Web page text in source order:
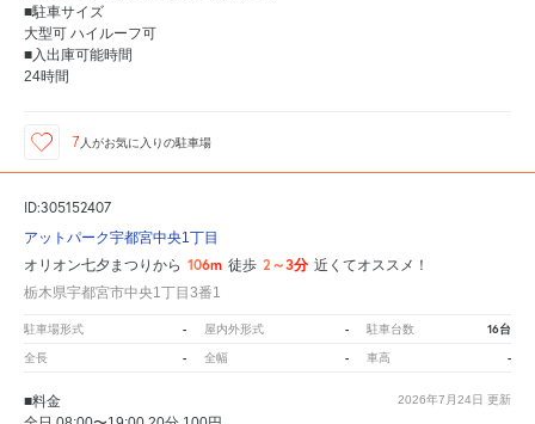
■駐車サイズ
大型可 ハイルーフ可
■入出庫可能時間
24時間
7 人がお気に入りの駐車場
ID:305152407
アットパーク宇都宮中央1丁目
オリオン七夕まつりから 106m 徒歩 2～3分 近くてオススメ！
栃木県宇都宮市中央1丁目3番1
駐車場形式 - 屋内外形式 - 駐車台数 16台
全長 - 全幅 - 車高 -
2026年7月24日 更新
■料金